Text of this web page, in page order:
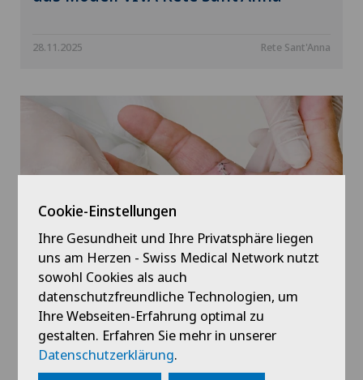
28.11.2025 Rete Sant'Anna
RSI Il Quotidiano - Handchirurgie
und künstliche Intelligenz
27.11.2025 Clinica Ars Medica
Cookie-Einstellungen
Ihre Gesundheit und Ihre Privatsphäre liegen
uns am Herzen - Swiss Medical Network nutzt
sowohl Cookies als auch
datenschutzfreundliche Technologien, um
Ihre Webseiten-Erfahrung optimal zu
gestalten. Erfahren Sie mehr in unserer
Datenschutzerklärung.